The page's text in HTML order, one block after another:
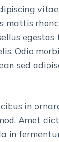
mattis
egestas
Odio
sed
in
Amet
in